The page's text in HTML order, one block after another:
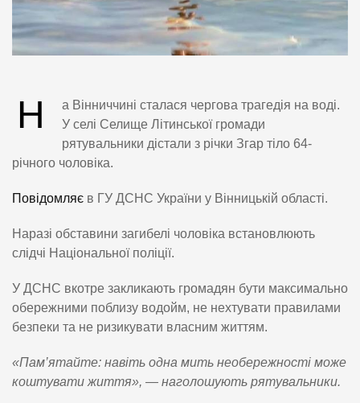
Н
а Вінниччині сталася чергова трагедія на воді.
У селі Селище Літинської громади
рятувальники дістали з річки Згар тіло 64-
річного чоловіка.
Повідомляє в ГУ ДСНС України у Вінницькій області.
Наразі обставини загибелі чоловіка встановлюють
слідчі Національної поліції.
У ДСНС вкотре закликають громадян бути максимально
обережними поблизу водойм, не нехтувати правилами
безпеки та не ризикувати власним життям.
«Пам’ятайте: навіть одна мить необережності може
коштувати життя», — наголошують рятувальники.